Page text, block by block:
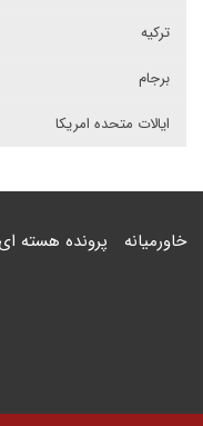
ترکیه
برجام
ایالات متحده امریکا
خاورمیانه پرونده هسته ای